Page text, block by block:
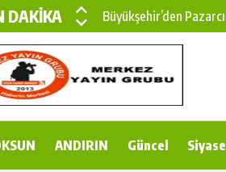
DAKİKA
Büyükşehir’den
Büyükşehir’den
Çin’den KSÜ’ye
Gençler Pusula Maraş
ANDIRIN Güncel